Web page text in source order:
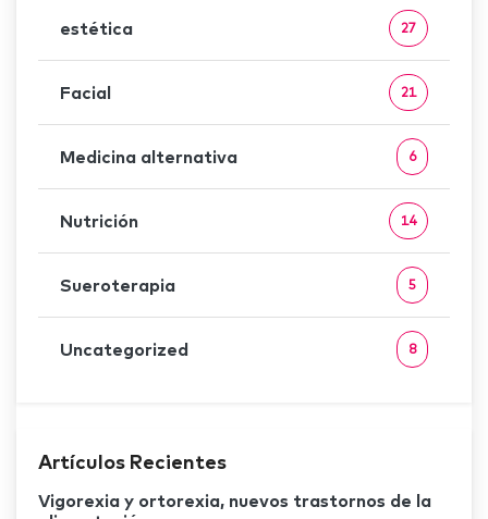
estética 27
Facial 21
Medicina alternativa 6
Nutrición 14
Sueroterapia 5
Uncategorized 8
Artículos Recientes
Vigorexia y ortorexia, nuevos trastornos de la